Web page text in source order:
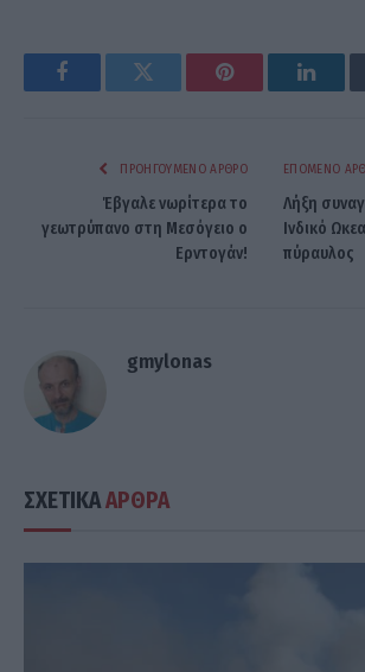
FacebookTwitter Pinterest
ΠΡΟΗΓΟΎΜΕΝΟ ΆΡΘΡΟ
Έβγαλε νωρίτερα το
γεωτρύπανο στη Μεσόγειο ο
Ερντογάν!
ΕΠΌΜΕΝΟ
Λήξη
Ινδικό
πύραυλος
gmylonas
ΣΧΕΤΙΚΑΑΡΘΡΑ